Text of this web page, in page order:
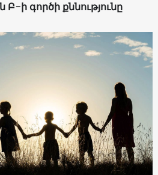
Բ-ի գործի քննությունը